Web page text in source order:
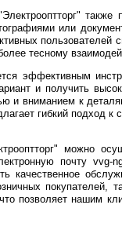
или
тесному
эффективным
и получить
и вниманием к
гибкий подход
можно
почту
качественное
покупателей,
позволяет нашим